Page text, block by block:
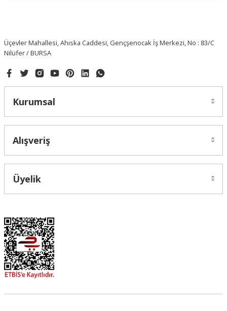
Üçevler Mahallesi, Ahıska Caddesi, Gençşenocak İş Merkezi, No : 83/C
Nilüfer / BURSA
Kurumsal
Alışveriş
Üyelik